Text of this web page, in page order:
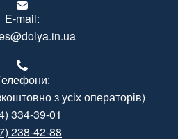
E-mail:
з усіх операторів)
334-39-01
238-42-88